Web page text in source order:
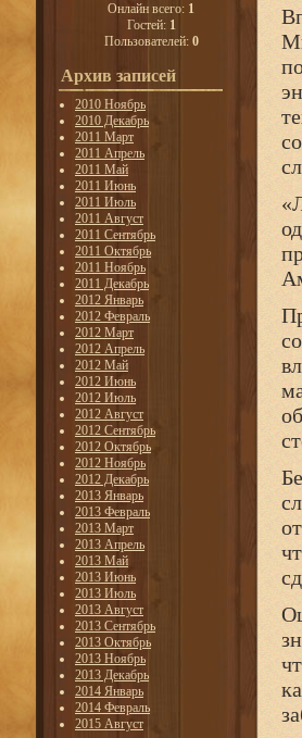
Онлайн всего: 1
Гостей: 1
Пользователей: 0
Архив записей
2010 Ноябрь
2010 Декабрь
2011 Март
2011 Апрель
2011 Май
2011 Июнь
2011 Июль
2011 Август
2011 Сентябрь
2011 Октябрь
2011 Ноябрь
2011 Декабрь
2012 Январь
2012 Февраль
2012 Март
2012 Апрель
2012 Май
2012 Июнь
2012 Июль
2012 Август
2012 Сентябрь
2012 Октябрь
2012 Ноябрь
2012 Декабрь
2013 Январь
2013 Февраль
2013 Март
2013 Апрель
2013 Май
2013 Июнь
2013 Июль
2013 Август
2013 Сентябрь
2013 Октябрь
2013 Ноябрь
2013 Декабрь
2014 Январь
2014 Февраль
2015 Август